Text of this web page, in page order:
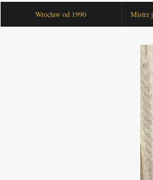
Wrocław od 1990 Mistrz